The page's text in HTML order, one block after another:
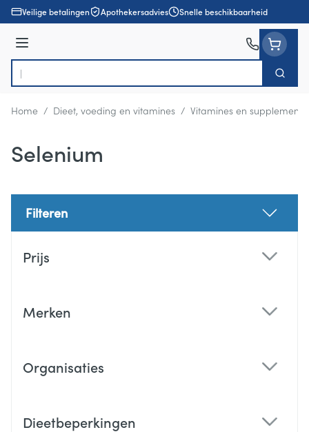
Ga naar de inhoud
Veilige betalingen Apothekersadvies Snelle beschikbaarheid
Menu
Product, merk, categorie...
Zoek
Home / Dieet, voeding en vitamines / Vitamines en
Selenium
Filteren
Prijs
Merken
Organisaties
Dieetbeperkingen